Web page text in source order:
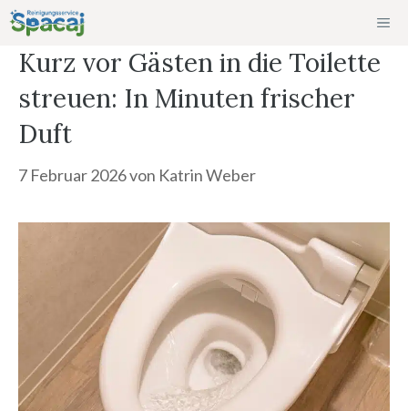
Zum
Inhalt
springen
Kurz vor Gästen in die Toilette
streuen: In Minuten frischer
Duft
7 Februar 2026von Katrin Weber